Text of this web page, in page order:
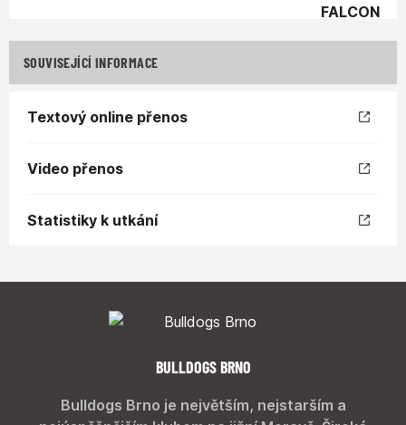
SOUVISEJÍCÍ INFORMACE
Textový online přenos
Video přenos
Statistiky k utkání
BULLDOGS BRNO
Bulldogs Brno je největším, nejstarším a